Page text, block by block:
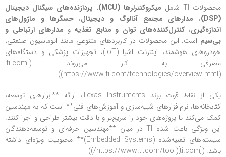
محصولات TI شامل
میکروکنترلرها (MCU) ، پردازنده‌های سیگنال دیجیتال
(DSP)
، مدارهای مجتمع آنالوگ و دیجیتال،حسگرها و ماژول‌های
اندازه‌گیری، کنترل‌کننده‌های توان و منابع تغذیه و مدارهای ارتباطی و
بی‌سیم است. این محصولات در کاربردهای متنوعی مانند اتوماسیون صنعتی،
خودروهای هوشمند، اینترنت اشیا (IoT)، تجهیزات پزشکی و دستگاه‌های
مصرفی به کار می‌روند. ([ti.com]
(https://www.ti.com/technologies/overview.html))
یکی از نقاط قوت برند Texas Instruments، ارائه **ابزارهای توسعه،
کتابخانه‌ها، نرم‌افزارهای شبیه‌سازی و آموزش‌های فنی** است که به مهندسین
کمک می‌کند تا پروژه‌های خود را سریع‌تر و با دقت بیشتر طراحی و اجرا کنند.
این ویژگی باعث شده TI در میان **مهندسین حرفه‌ای و توسعه‌دهندگان
سیستم‌های تعبیه‌شده (Embedded Systems)** محبوبیت ویژه‌ای داشته
باشد. ([ti.com](https://www.ti.com/tool/))